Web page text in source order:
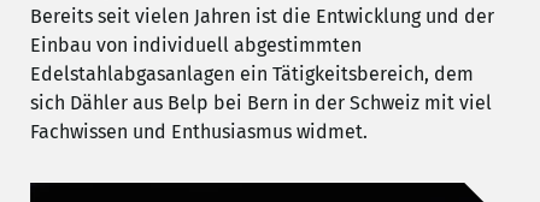
Bereits seit vielen Jahren ist die Entwicklung und der
Einbau von individuell abgestimmten
Edelstahlabgasanlagen ein Tätigkeitsbereich, dem
sich Dähler aus Belp bei Bern in der Schweiz mit viel
Fachwissen und Enthusiasmus widmet.